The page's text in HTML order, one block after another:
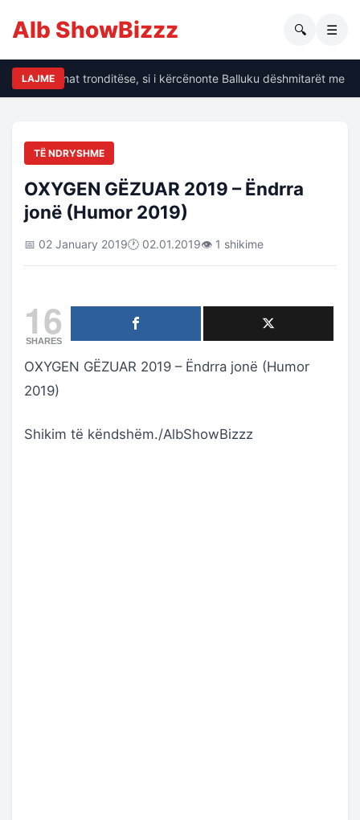
Alb ShowBizzz 🔍 ☰
LAJME
të dhënat tronditëse, si i kërcënonte Balluku dëshmitarët me
TË NDRYSHME
OXYGEN GËZUAR 2019 – Ëndrra
jonë (Humor 2019)
📅 02 January 2019🕐 02.01.2019👁 1 shikime
16
SHARES
OXYGEN GËZUAR 2019 – Ëndrra jonë (Humor
2019)
Shikim të këndshëm./AlbShowBizzz